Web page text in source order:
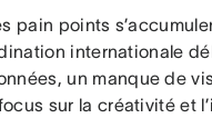
pain points
internationale
un manque de
sur la créativité et